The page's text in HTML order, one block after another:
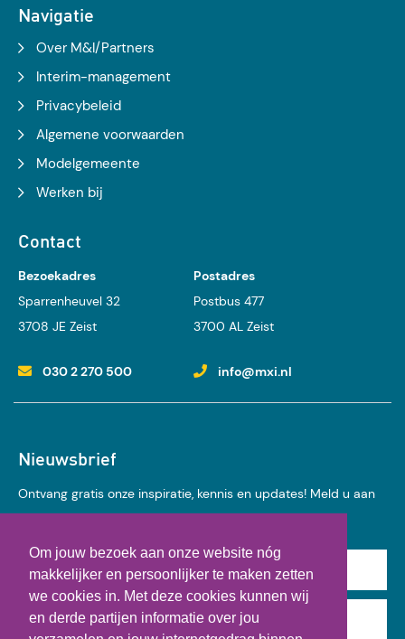
Om jouw bezoek aan onze website nóg
makkelijker en persoonlijker te maken zetten
we cookies in. Met deze cookies kunnen wij
en derde partijen informatie over jou
Navigatie
Over M&I/Partners
Interim-management
Privacybeleid
Algemene voorwaarden
Modelgemeente
Werken bij
Contact
Bezoekadres
Sparrenheuvel 32
3708 JE Zeist
Postadres
Postbus 477
3700 AL Zeist
030 2 270 500 info@mxi.nl
Nieuwsbrief
Ontvang gratis onze inspiratie, kennis en updates! Meld u aan
voor onze nieuwsbrief:
Achternaam
E-mail